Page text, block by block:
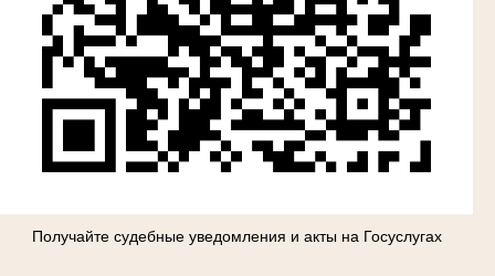
Получайте судебные уведомления и акты на Госуслугах